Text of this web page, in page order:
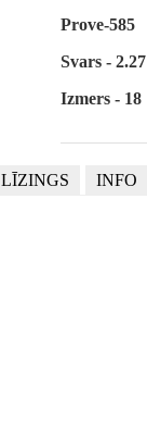
Prove-585
Svars - 2.27
Izmers - 18
LĪZINGS INFO